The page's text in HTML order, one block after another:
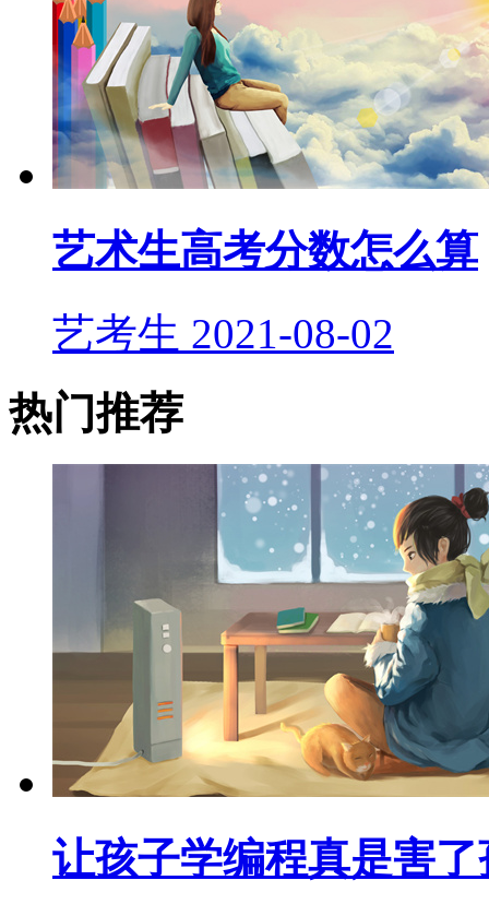
艺术生高考分数怎么算
艺考生 2021-08-02
热门推荐
让孩子学编程真是害了